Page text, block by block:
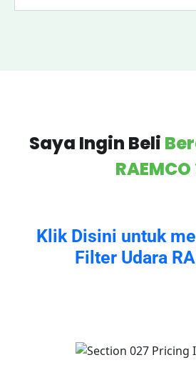
Saya Ingin Beli
RAEMCO
Klik Disini untuk
Filter Udara